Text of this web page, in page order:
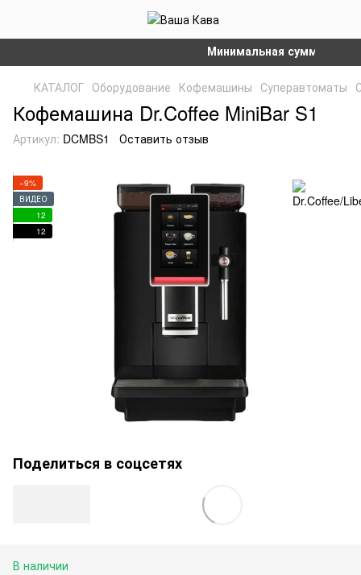
Минимальная сумма заказа
КАТАЛОГ Оборудование Кофемашины Суперавтоматы
Кофемашина Dr.Coffee MiniBar S1
Артикул: DCMBS1 Оставить отзыв
−9%
ВИДЕО
12
12
Поделиться в соцсетях
В наличии